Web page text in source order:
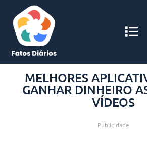
MELHORES
GANHAR DINHEIRO
VÍDEOS
Publicidade